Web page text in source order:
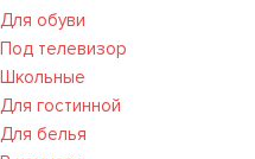
Для обуви
Под телевизор
Школьные
Для гостинной
Для белья